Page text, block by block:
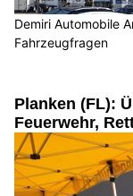
Demiri Automobile
Fahrzeugfragen
Planken (FL):
Feuerwehr,